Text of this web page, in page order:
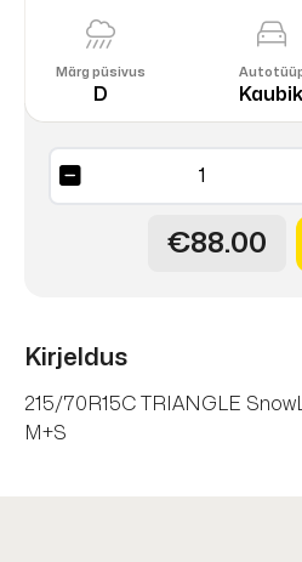
Märg püsivus
D Kaubik
LL01
kogus
€88.00
Kirjeldus
215/70R15C TRIANGLE
M+S